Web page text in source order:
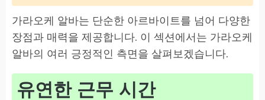
가라오케 알바는 단순한 아르바이트를 넘어 다양한
장점과 매력을 제공합니다. 이 섹션에서는 가라오케
알바의 여러 긍정적인 측면을 살펴보겠습니다.
유연한 근무 시간